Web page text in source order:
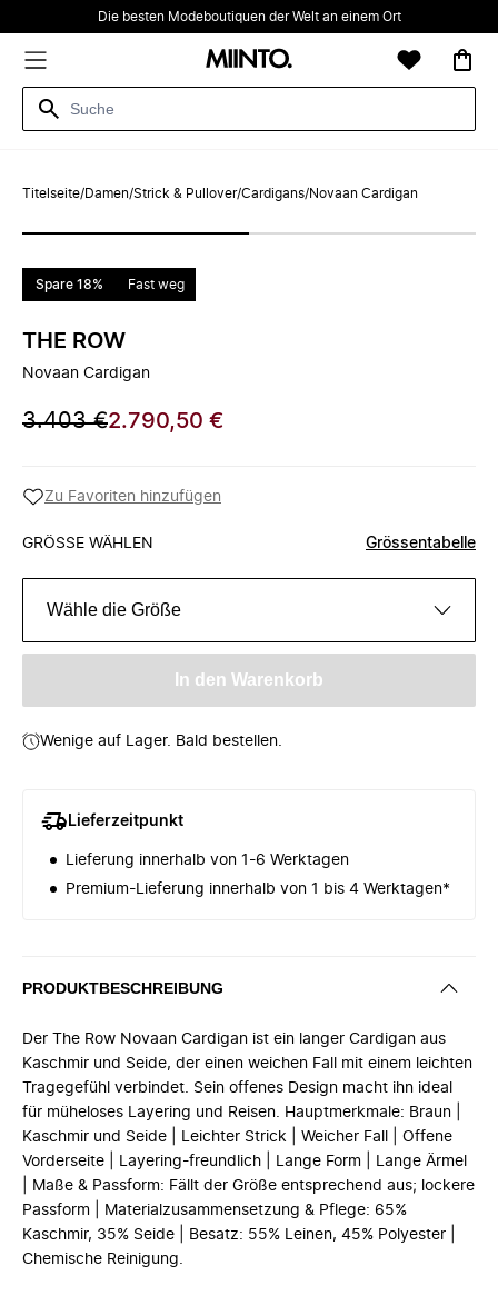
Die besten Modeboutiquen der Welt an einem Ort
Titelseite/Damen/Strick & Pullover/Cardigans/Novaan Cardigan
Spare 18% Fast weg
THE ROW
Novaan Cardigan
3.403 €2.790,50 €
Zu Favoriten hinzufügen
GRÖSSE WÄHLEN Grössentabelle
Wähle die Größe
In den Warenkorb
Wenige auf Lager. Bald bestellen.
Lieferzeitpunkt
Lieferung innerhalb von 1-6 Werktagen
Premium-Lieferung innerhalb von 1 bis 4 Werktagen*
PRODUKTBESCHREIBUNG
Der The Row Novaan Cardigan ist ein langer Cardigan aus
Kaschmir und Seide, der einen weichen Fall mit einem leichten
Tragegefühl verbindet. Sein offenes Design macht ihn ideal
für müheloses Layering und Reisen. Hauptmerkmale: Braun |
Kaschmir und Seide | Leichter Strick | Weicher Fall | Offene
Vorderseite | Layering-freundlich | Lange Form | Lange Ärmel
| Maße & Passform: Fällt der Größe entsprechend aus; lockere
Passform | Materialzusammensetzung & Pflege: 65%
Kaschmir, 35% Seide | Besatz: 55% Leinen, 45% Polyester |
Chemische Reinigung.